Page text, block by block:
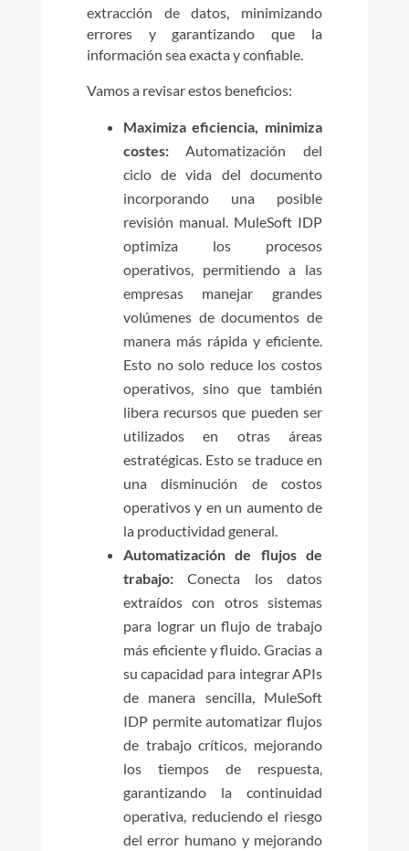
extracción de datos, minimizando
errores y garantizando que la
información sea exacta y confiable.
Vamos a revisar estos beneficios:
Maximiza eficiencia, minimiza
costes:Automatización del
ciclo de vida del documento
incorporando una posible
revisión manual. MuleSoft IDP
optimiza los procesos
operativos, permitiendo a las
empresas manejar grandes
volúmenes de documentos de
manera más rápida y eficiente.
Esto no solo reduce los costos
operativos, sino que también
libera recursos que pueden ser
utilizados en otras áreas
estratégicas. Esto se traduce en
una disminución de costos
operativos y en un aumento de
la productividad general.
Automatización de flujos de
trabajo:Conecta los datos
extraídos con otros sistemas
para lograr un flujo de trabajo
más eficiente y fluido. Gracias a
su capacidad para integrar APIs
de manera sencilla, MuleSoft
IDP permite automatizar flujos
de trabajo críticos, mejorando
los tiempos de respuesta,
garantizando la continuidad
operativa, reduciendo el riesgo
del error humano y mejorando